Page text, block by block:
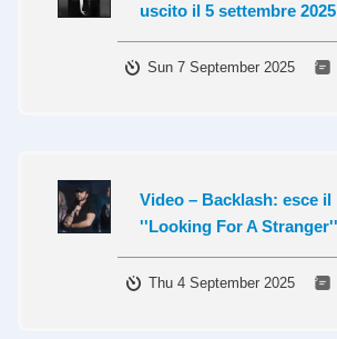
uscito il 5 settembre 2025
Sun 7 September 2025
Video – Backlash: esce il
''Looking For A Stranger''
Thu 4 September 2025